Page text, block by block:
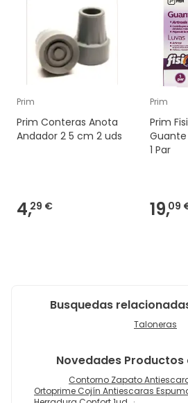
Prim
Prim Conteras Anota
Andador 2 5 cm 2 uds
4,29 €
Prim
Prim
Guante
1 Par
19,09
Busquedas
Taloneras
Novedades
Contorno Zapato
Ortoprime Cojín Antiescaras